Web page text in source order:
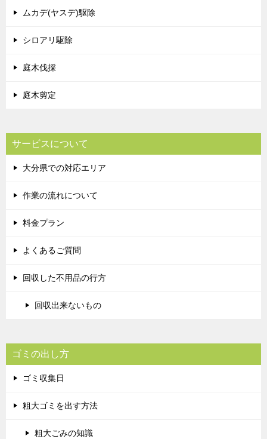
ムカデ(ヤスデ)駆除
シロアリ駆除
庭木伐採
庭木剪定
サービスについて
大分県での対応エリア
作業の流れについて
料金プラン
よくあるご質問
回収した不用品の行方
回収出来ないもの
ゴミの出し方
ゴミ収集日
粗大ゴミを出す方法
粗大ごみの知識